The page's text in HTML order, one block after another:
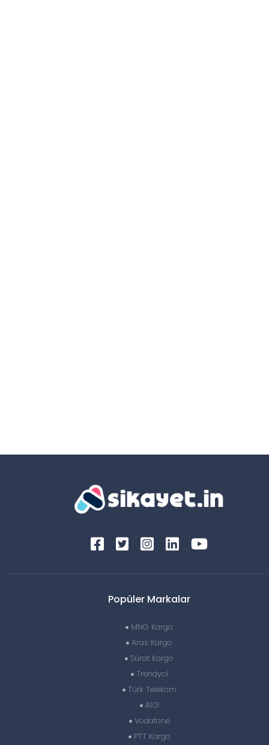
Popüler Markalar
MNG Kargo
Aras Kargo
Sürat Kargo
Trendyol
Türk Telekom
A101
Vodafone
PTT Kargo